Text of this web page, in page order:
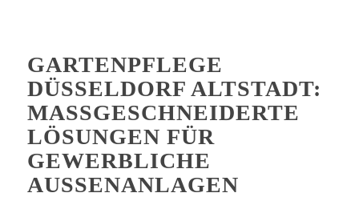
GARTENPFLEGE
DÜSSELDORF ALTSTADT:
MASSGESCHNEIDERTE L
ÖSUNGEN FÜR G
EWERBLICHE A
USSENANLAGEN